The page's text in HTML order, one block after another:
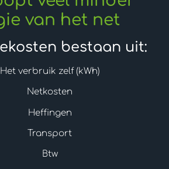
van het net
bestaan uit:
Het verbruik zelf (kWh)
Netkosten
Heffingen
Transport
Btw